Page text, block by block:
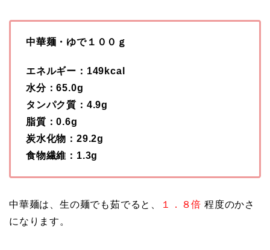
中華麺・ゆで１００ｇ
エネルギー：149kcal
水分：65.0g
タンパク質：4.9g
脂質：0.6g
炭水化物：29.2g
食物繊維：1.3g
中華麺は、生の麺でも茹でると、 １．８倍 程度のかさ
になります。